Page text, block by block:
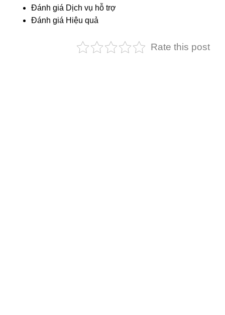
Đánh giá Dịch vụ hỗ trợ
Đánh giá Hiệu quả
Rate this post